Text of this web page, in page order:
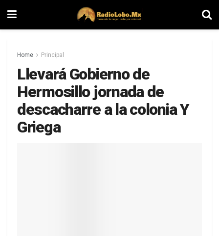
Home Principal
Llevará Gobierno de
Hermosillo jornada de
descacharre a la colonia Y
Griega